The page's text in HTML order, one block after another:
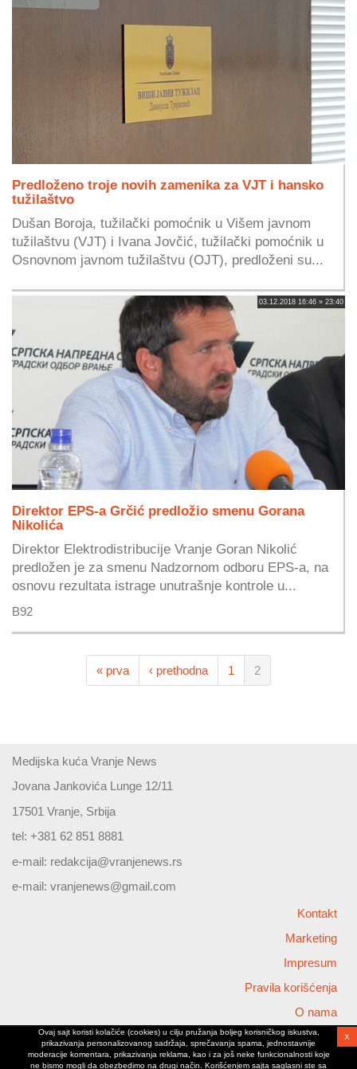
Predloženo troje novih zamenika za VJT i hansko
tužilaštvo
Dušan Boroja, tužilački pomoćnik u Višem javnom
tužilaštvu (VJT) i Ivana Jovčić, tužilački pomoćnik u
Osnovnom javnom tužilaštvu (OJT), predloženi su...
03.12.2018 16:46 » 23:40
Direktor EPS-a Grčić predložio smenu Gorana
Nikolića
Direktor Elektrodistribucije Vranje Goran Nikolić
predložen je za smenu Nadzornom odboru EPS-a, na
osnovu rezultata istrage unutrašnje kontrole u...
B92
« prva ‹ prethodna 1 2
Medijska kuća Vranje News
Jovana Jankovića Lunge 12/11
17501 Vranje, Srbija
tel: +381 62 851 8881
e-mail: redakcija@vranjenews.rs
e-mail: vranjenews@gmail.com
Kontakt
Marketing
Impresum
Pravila korišćenja
O nama
Copyright © 2026 Vranjenews
All rights reserved
www.vranjenews.rs
Ovaj sajt koristi kolačiće (cookies) u cilju pružanja boljeg korisničkog iskustva,
prikazivanja personalizovanog sadržaja, sprečavanja spama, jednostavnije
moderacije komentara, prikazivanja reklama, kao i za još neke funkcionalnosti koje
ne bismo mogli da obezbedimo na drugi način. Korišćenjem sajta saglasni ste sa
X